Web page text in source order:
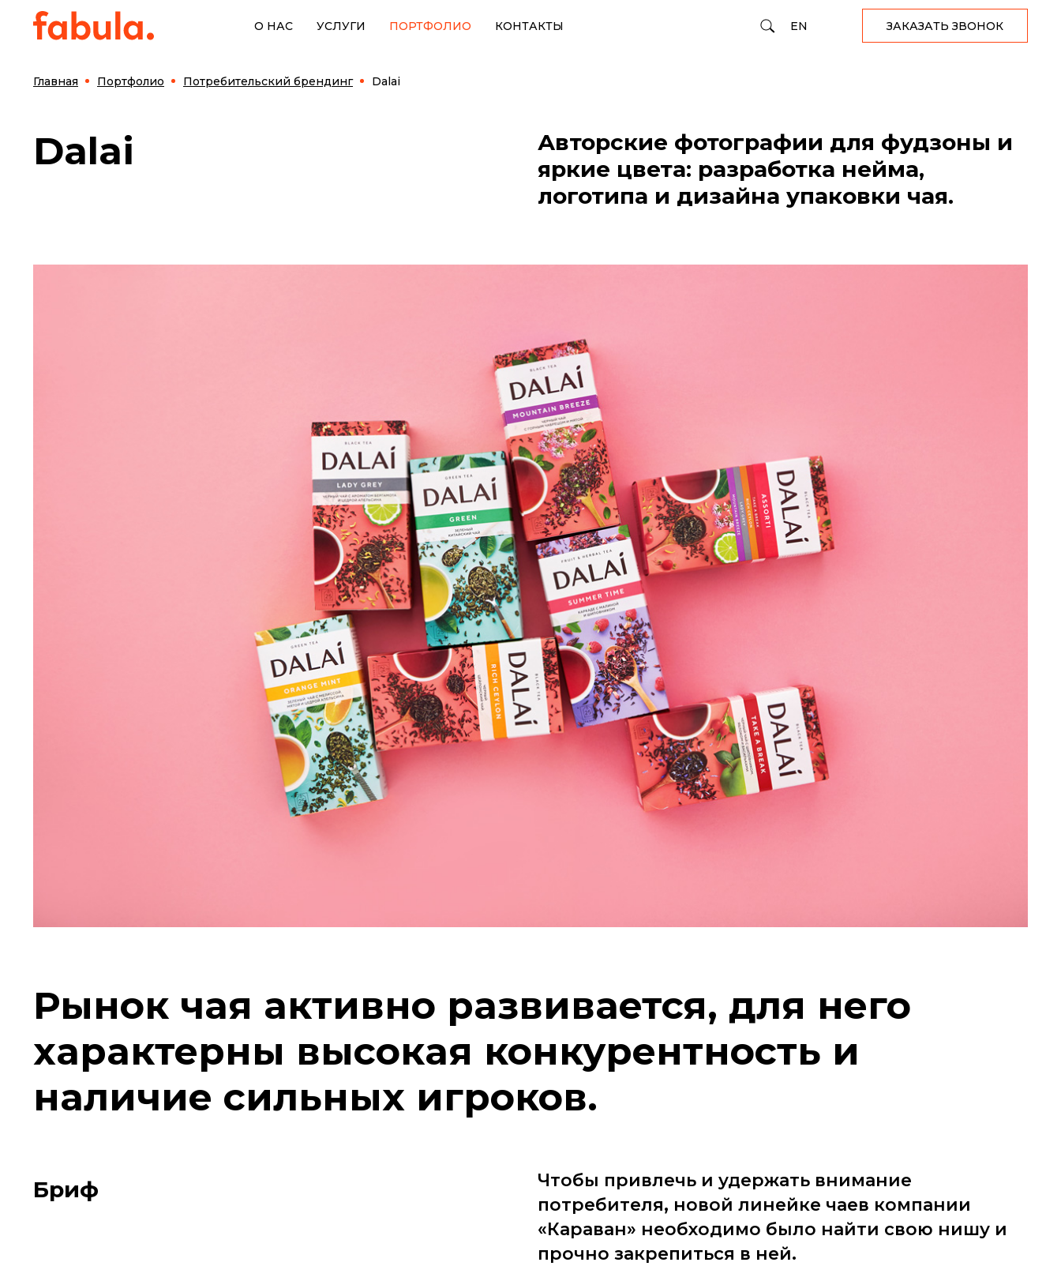
О НАС УСЛУГИ ПОРТФОЛИО КОНТАКТЫ EN ЗАКАЗАТЬ ЗВОНОК
Главная Портфолио Потребительский брендинг Dalai
Dalai
Авторские фотографии для фудзоны и
яркие цвета: разработка нейма,
логотипа и дизайна упаковки чая.
Рынок чая активно развивается, для него
характерны высокая конкурентность и
наличие сильных игроков.
Бриф
Чтобы привлечь и удержать внимание
потребителя, новой линейке чаев компании
«Караван» необходимо было найти свою нишу и
прочно закрепиться в ней.